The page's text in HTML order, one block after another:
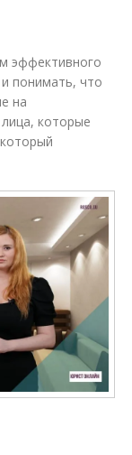
эффективного
понимать, что
на
которые